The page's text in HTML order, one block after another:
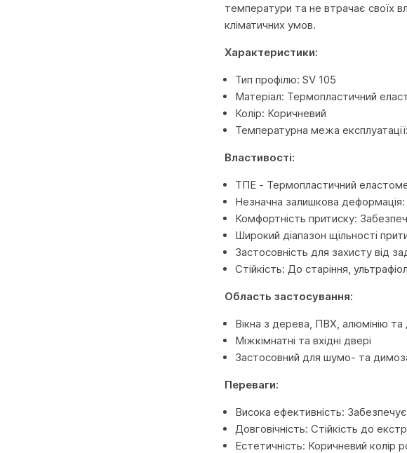
температури та не втрачає своїх
кліматичних умов.
Характеристики:
Тип профілю: SV 105
Матеріал: Термопластичний
Колір: Коричневий
Температурна межа
Властивості:
ТПЕ - Термопластичний
Незначна залишкова
Комфортність притиску:
Широкий діапазон щільності
Застосовність для захисту від
Стійкість: До старіння,
Область застосування:
Вікна з дерева, ПВХ, алюмінію
Міжкімнатні та вхідні двері
Застосовний для шумо- та
Переваги:
Висока ефективність:
Довговічність: Стійкість до
Естетичність: Коричневий колір